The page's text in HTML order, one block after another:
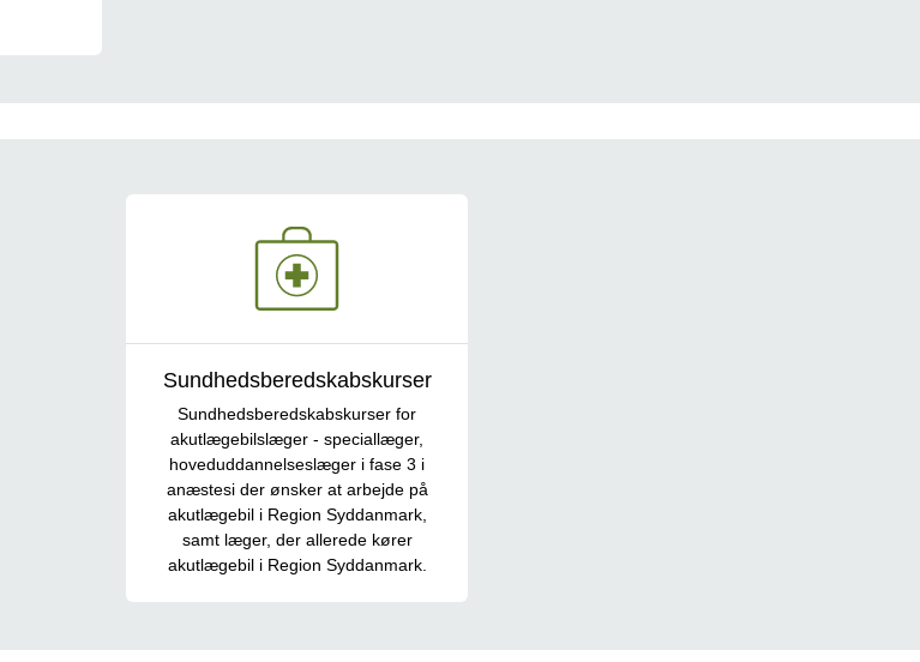
Sundhedsberedskabskurser
Sundhedsberedskabskurser for
akutlægebilslæger - speciallæger,
hoveduddannelseslæger i fase 3 i
anæstesi der ønsker at arbejde på
akutlægebil i Region Syddanmark,
samt læger, der allerede kører
akutlægebil i Region Syddanmark.